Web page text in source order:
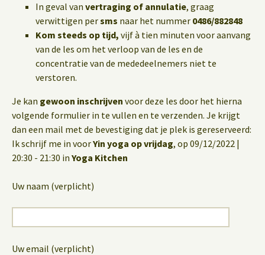
In geval van vertraging of annulatie, graag
verwittigen persms naar het nummer 0486/882848
Kom steeds op tijd, vijf à tien minuten voor aanvang
van de les om het verloop van de les en de
concentratie van de mededeelnemers niet te
verstoren.
Je kan gewoon inschrijven voor deze les door het hierna
volgende formulier in te vullen en te verzenden. Je krijgt
dan een mail met de bevestiging dat je plek is gereserveerd:
Ik schrijf me in voorYin yoga op vrijdag, op 09/12/2022 |
20:30 - 21:30 in Yoga Kitchen
Uw naam (verplicht)
Uw email (verplicht)